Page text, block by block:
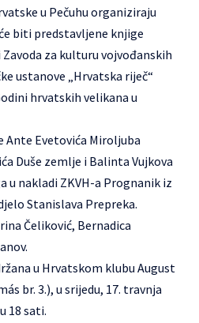
u Pečuhu organiziraju
biti predstavljene knjige
za kulturu vojvođanskih
ustanove „Hrvatska riječ“
hrvatskih velikana u
Ante Evetovića Miroljuba
Duše zemlje i Balinta Vujkova
u nakladi ZKVH-a Prognanik iz
Stanislava Prepreka.
Čeliković, Bernadica
u Hrvatskom klubu August
br. 3.), u srijedu, 17. travnja
18 sati.